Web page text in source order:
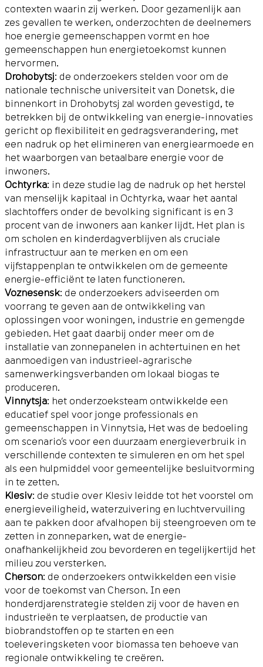
contexten waarin zij werken. Door gezamenlijk aan
zes gevallen te werken, onderzochten de deelnemers
hoe energie gemeenschappen vormt en hoe
gemeenschappen hun energietoekomst kunnen
hervormen.
Drohobytsj: de onderzoekers stelden voor om de
nationale technische universiteit van Donetsk, die
binnenkort in Drohobytsj zal worden gevestigd, te
betrekken bij de ontwikkeling van energie-innovaties
gericht op flexibiliteit en gedragsverandering, met
een nadruk op het elimineren van energiearmoede en
het waarborgen van betaalbare energie voor de
inwoners.
Ochtyrka: in deze studie lag de nadruk op het herstel
van menselijk kapitaal in Ochtyrka, waar het aantal
slachtoffers onder de bevolking significant is en 3
procent van de inwoners aan kanker lijdt. Het plan is
om scholen en kinderdagverblijven als cruciale
infrastructuur aan te merken en om een
vijfstappenplan te ontwikkelen om de gemeente
energie-efficiënt te laten functioneren.
Voznesensk: de onderzoekers adviseerden om
voorrang te geven aan de ontwikkeling van
oplossingen voor woningen, industrie en gemengde
gebieden. Het gaat daarbij onder meer om de
installatie van zonnepanelen in achtertuinen en het
aanmoedigen van industrieel-agrarische
samenwerkingsverbanden om lokaal biogas te
produceren.
Vinnytsja: het onderzoeksteam ontwikkelde een
educatief spel voor jonge professionals en
gemeenschappen in Vinnytsia, Het was de bedoeling
om scenario’s voor een duurzaam energieverbruik in
verschillende contexten te simuleren en om het spel
als een hulpmiddel voor gemeentelijke besluitvorming
in te zetten.
Klesiv: de studie over Klesiv leidde tot het voorstel om
energieveiligheid, waterzuivering en luchtvervuiling
aan te pakken door afvalhopen bij steengroeven om te
zetten in zonneparken, wat de energie-
onafhankelijkheid zou bevorderen en tegelijkertijd het
milieu zou versterken.
Cherson: de onderzoekers ontwikkelden een visie
voor de toekomst van Cherson. In een
honderdjarenstrategie stelden zij voor de haven en
industrieën te verplaatsen, de productie van
biobrandstoffen op te starten en een
toeleveringsketen voor biomassa ten behoeve van
regionale ontwikkeling te creëren.